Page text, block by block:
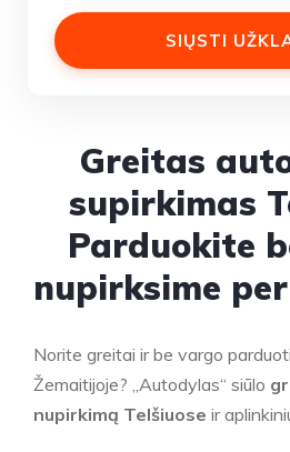
Greitas
supirkimas
Parduokite
nupirksime
Norite greitai ir be vargo
Žemaitijoje? „Autodylas“ siūlo
nupirkimą Telšiuose ir